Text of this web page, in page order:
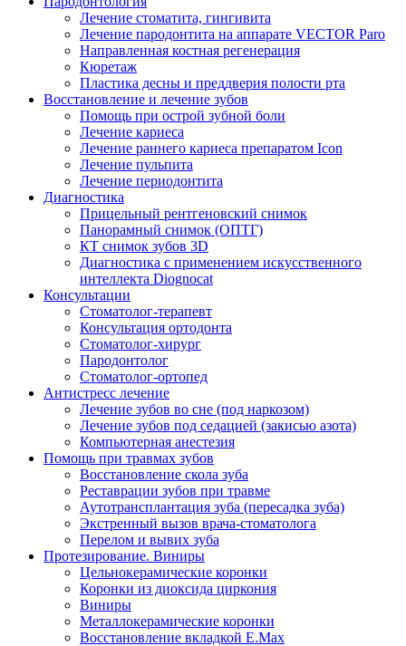
Лечение стоматита, гингивита
Лечение пародонтита на аппарате VECTOR Paro
Направленная костная регенерация
Кюретаж
Пластика десны и преддверия полости рта
Восстановление и лечение зубов
Помощь при острой зубной боли
Лечение кариеса
Лечение раннего кариеса препаратом Icon
Лечение пульпита
Лечение периодонтита
Диагностика
Прицельный рентгеновский снимок
Панорамный снимок (ОПТГ)
КТ снимок зубов 3D
Диагностика с применением искусственного
интеллекта Diognocat
Консультации
Стоматолог-терапевт
Консультация ортодонта
Стоматолог-хирург
Пародонтолог
Стоматолог-ортопед
Антистресс лечение
Лечение зубов во сне (под наркозом)
Лечение зубов под седацией (закисью азота)
Компьютерная анестезия
Помощь при травмах зубов
Восстановление скола зуба
Реставрации зубов при травме
Аутотрансплантация зуба (пересадка зуба)
Экстренный вызов врача-стоматолога
Перелом и вывих зуба
Протезирование. Виниры
Цельнокерамические коронки
Коронки из диоксида циркония
Виниры
Металлокерамические коронки
Восстановление вкладкой E.Max